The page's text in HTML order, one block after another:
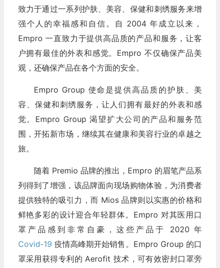
致力于通过一系列护肤、美容、保健和刺绣服务来增
强个人的幸福感和自信。自 2004 年成立以来，
Empro 一直致力于提供高品质的产品和服务，让客
户拥有最佳的外表和感觉。Empro 不仅确保产品美
观，还确保产品在各个方面的安全。
Empro Group 使命是提供高品质的护肤、美
容、保健和刺绣服务，让人们拥有最好的外表和感
觉。Empro Group 渴望扩大公司的产品和服务范
围，开拓新市场，继续其在健康和美容行业的卓越之
旅。
随着 Premio 品牌的推出，Empro 的眉笔产品系
列得到了增强，该品牌面向现场购物体验，为消费者
提供独特的吸引力，而 Mios 品牌则以实惠的价格和
鲜艳多彩的设计迎合年轻群体。Empro 对其医用口
罩产品感到非常自豪，这些产品于 2020 年
Covid-19 疫情高峰期开始销售。Empro Group 的口
罩采用获得专利的 Aerofit 技术，可有效密封口罩旁